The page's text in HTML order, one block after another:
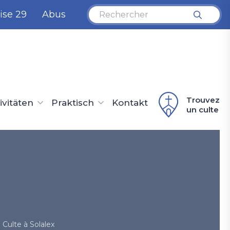
29 Abus
Praktisch Kontakt
Trouvez
un culte
Culte à Solalex